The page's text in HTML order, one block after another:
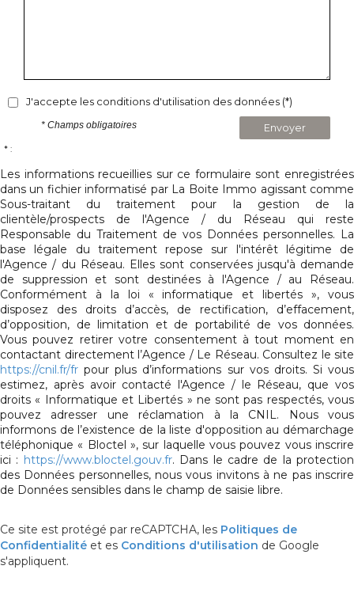
J'accepte les conditions d'utilisation des données (*)
Envoyer
* Champs obligatoires
* :
Les informations recueillies sur ce formulaire sont enregistrées
dans un fichier informatisé par La Boite Immo agissant comme
Sous-traitant du traitement pour la gestion de la
clientèle/prospects de l'Agence / du Réseau qui reste
Responsable du Traitement de vos Données personnelles. La
base légale du traitement repose sur l'intérêt légitime de
l'Agence / du Réseau. Elles sont conservées jusqu'à demande
de suppression et sont destinées à l'Agence / au Réseau.
Conformément à la loi « informatique et libertés », vous
disposez des droits d’accès, de rectification, d’effacement,
d’opposition, de limitation et de portabilité de vos données.
Vous pouvez retirer votre consentement à tout moment en
contactant directement l’Agence / Le Réseau. Consultez le site
https://cnil.fr/fr pour plus d’informations sur vos droits. Si vous
estimez, après avoir contacté l'Agence / le Réseau, que vos
droits « Informatique et Libertés » ne sont pas respectés, vous
pouvez adresser une réclamation à la CNIL. Nous vous
informons de l’existence de la liste d'opposition au démarchage
téléphonique « Bloctel », sur laquelle vous pouvez vous inscrire
ici : https://www.bloctel.gouv.fr. Dans le cadre de la protection
des Données personnelles, nous vous invitons à ne pas inscrire
de Données sensibles dans le champ de saisie libre.
Ce site est protégé par reCAPTCHA, les Politiques de
Confidentialité et es Conditions d'utilisation de Google
s'appliquent.